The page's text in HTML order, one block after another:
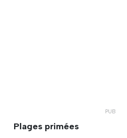
Plages primées